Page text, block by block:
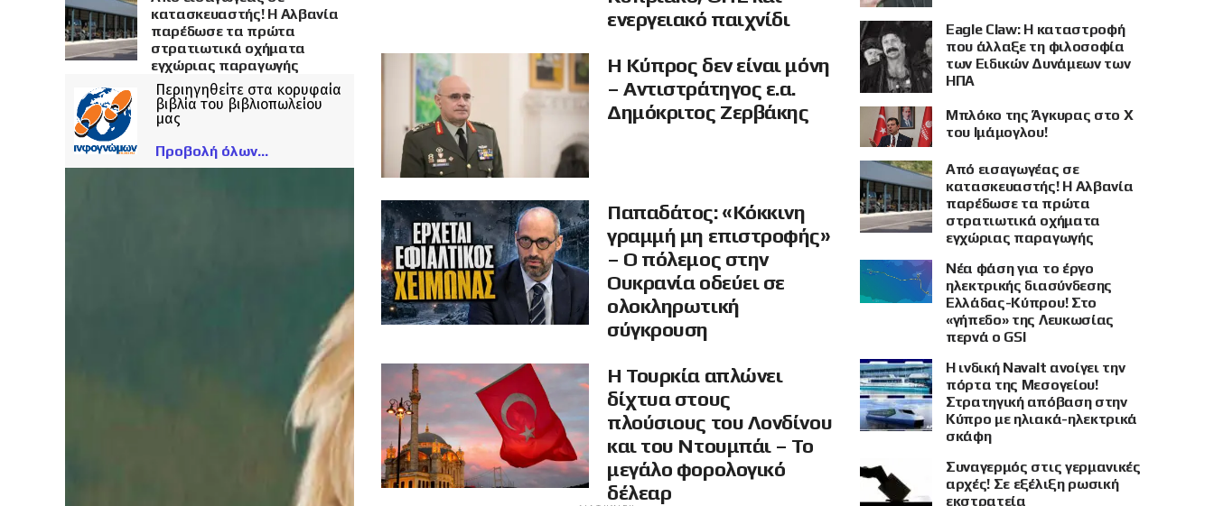
ενεργειακό παιχνίδι
Η Κύπρος δεν είναι μόνη
– Αντιστράτηγος ε.α.
Δημόκριτος Ζερβάκης
Παπαδάτος: «Κόκκινη
γραμμή μη επιστροφής»
– Ο πόλεμος στην
Ουκρανία οδεύει σε
ολοκληρωτική
σύγκρουση
Η Τουρκία απλώνει
δίχτυα στους
πλούσιους του Λονδίνου
και του Ντουμπάι – Το
μεγάλο φορολογικό
δέλεαρ
κατασκευαστής! Η Αλβανία
παρέδωσε τα πρώτα
στρατιωτικά οχήματα
εγχώριας παραγωγής
Περιηγηθείτε στα κορυφαία
βιβλία του βιβλιοπωλείου
μας
Προβολή όλων
Eagle Claw: Η καταστροφή
που άλλαξε τη φιλοσοφία
των Ειδικών Δυνάμεων των
ΗΠΑ
Μπλόκο της Άγκυρας στο X
του Ιμάμογλου!
Από εισαγωγέας σε
κατασκευαστής! Η Αλβανία
παρέδωσε τα πρώτα
στρατιωτικά οχήματα
εγχώριας παραγωγής
Νέα φάση για το έργο
ηλεκτρικής διασύνδεσης
Ελλάδας-Κύπρου! Στο
«γήπεδο» της Λευκωσίας
περνά ο GSI
Η ινδική Navalt ανοίγει την
πόρτα της Μεσογείου!
Στρατηγική απόβαση στην
Κύπρο με ηλιακά-ηλεκτρικά
σκάφη
Συναγερμός στις γερμανικές
αρχές! Σε εξέλιξη ρωσική
εκστρατεία